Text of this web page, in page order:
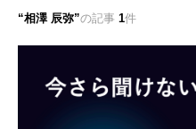
相澤 辰弥 の記事 1件